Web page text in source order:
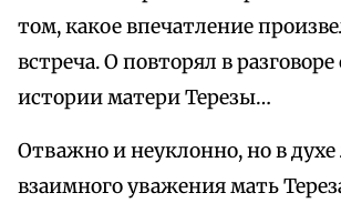
том, какое впечатление
встреча. О повторял в
истории матери Терезы…
Отважно и неуклонно, но в
взаимного уважения мать